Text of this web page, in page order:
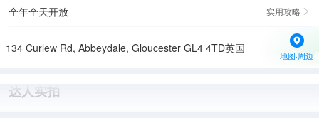
全年全天开放 实用攻略 
134 Curlew Rd, Abbeydale, Gloucester GL4 4TD英国
地图·周边
达人实拍